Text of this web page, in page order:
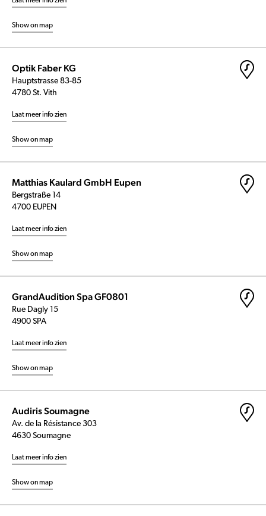
Show on map
Optik Faber KG
Hauptstrasse 83-85
4780 St. Vith
Laat meer info zien
Show on map
Matthias Kaulard GmbH Eupen
Bergstraße 14
4700 EUPEN
Laat meer info zien
Show on map
GrandAudition Spa GF0801
Rue Dagly 15
4900 SPA
Laat meer info zien
Show on map
Audiris Soumagne
Av. de la Résistance 303
4630 Soumagne
Laat meer info zien
Show on map